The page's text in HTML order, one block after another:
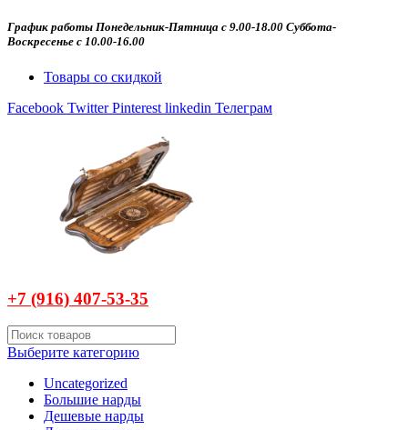
График работы Понедельник-Пятница с 9.00-18.00 Суббота-
Воскресенье с 10.00-16.00
Товары со скидкой
Facebook Twitter Pinterest linkedin Телеграм
+7 (916) 407-53-35
Выберите категорию
Uncategorized
Большие нарды
Дешевые нарды